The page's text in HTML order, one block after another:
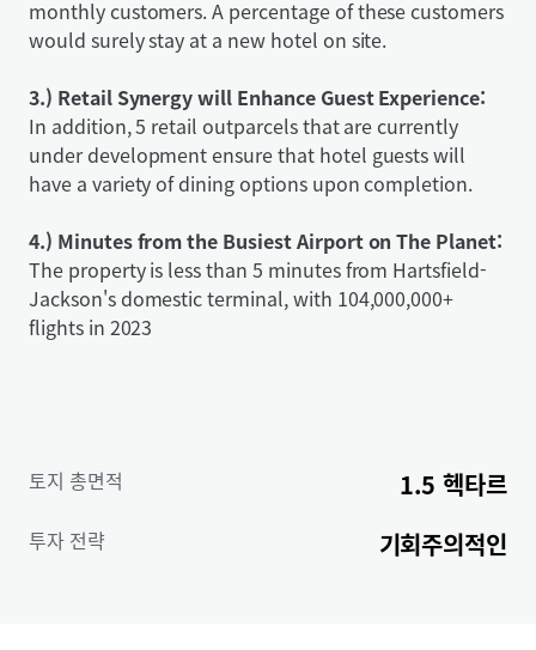
monthly customers. A percentage of these customers
would surely stay at a new hotel on site.
3.) Retail Synergy will Enhance Guest Experience:
In addition, 5 retail outparcels that are currently
under development ensure that hotel guests will
have a variety of dining options upon completion.
4.) Minutes from the Busiest Airport on The Planet:
The property is less than 5 minutes from Hartsfield-
Jackson's domestic terminal, with 104,000,000+
flights in 2023
토지 총면적 1.5 헥타르
투자 전략 기회주의적인